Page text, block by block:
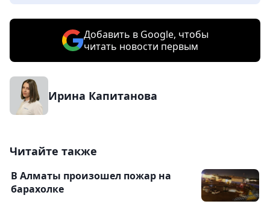
Добавить в Google, чтобы
читать новости первым
Ирина Капитанова
Читайте также
В Алматы произошел пожар на
барахолке